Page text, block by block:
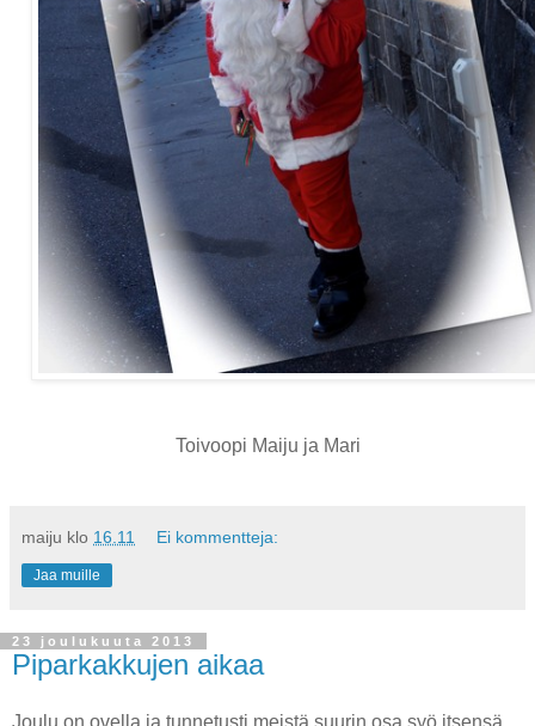
Toivoopi Maiju ja Mari
maiju klo 16.11 Ei kommentteja:
Jaa muille
23 joulukuuta 2013
Piparkakkujen aikaa
Joulu on ovella ja tunnetusti meistä suurin osa syö itsensä